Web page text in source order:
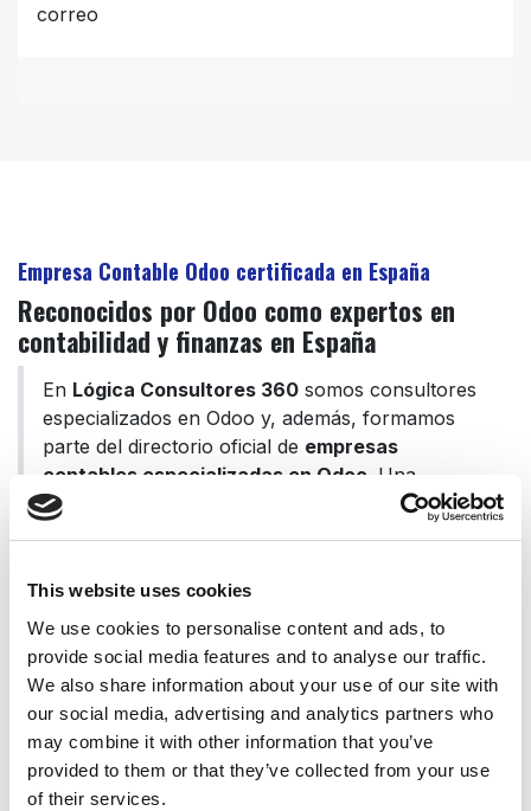
This website uses cookies
We use cookies to personalise content and ads, to
provide social media features and to analyse our traffic.
We also share information about your use of our site with
our social media, advertising and analytics partners who
may combine it with other information that you’ve
provided to them or that they’ve collected from your use
of their services.
correo
Empresa Contable Odoo certificada en España
Reconocidos por Odoo como expertos en
contabilidad y finanzas en España
En Lógica Consultores 360 somos consultores
especializados en Odoo y, además, formamos
parte del directorio oficial de empresas
contables especializadas en Odoo . Una
combinación que Odoo reconoce expresamente
fiscalidad y finanzas.
Este reconocimiento por parte de Odoo avala
nuestra capacidad para:
gestionar contabilidad y fiscalidad
directamente en Odoo
cumplir normativa contable y fiscal española
optimizar procesos financieros dentro del